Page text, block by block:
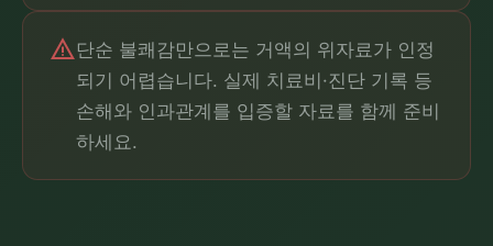
warning단순 불쾌감만으로는 거액의 위자료가 인정
되기 어렵습니다. 실제 치료비·진단 기록 등
손해와 인과관계를 입증할 자료를 함께 준비
하세요.